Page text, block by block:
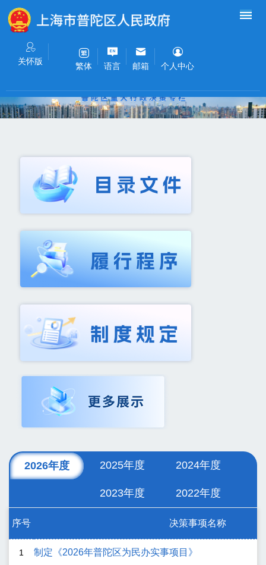
关怀版 繁体 语言 邮箱 个人中心
2026年度 2025年度 2024年度
2023年度 2022年度
序号 决策事项名称
1 制定《2026年普陀区为民办实事项目》